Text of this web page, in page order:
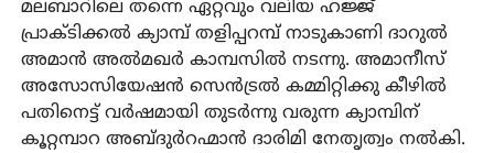
മലബാറിലെ തന്നെ ഏറ്റവും വലിയ ഹജ്ജ്
പ്രാക്ടിക്കല്‍ ക്യാമ്പ് തളിപ്പറമ്പ് നാടുകാണി ദാറുല്‍
അമാന്‍ അല്‍മഖര്‍ കാമ്പസില്‍ നടന്നു. അമാനീസ്
അസോസിയേഷന്‍ സെന്‍ട്രല്‍ കമ്മിറ്റിക്കു കീഴില്‍
പതിനെട്ട് വര്‍ഷമായി തുടര്‍ന്നു വരുന്ന ക്യാമ്പിന്
കൂറ്റമ്പാറ അബ്ദുര്‍റഹ്മാന്‍ ദാരിമി നേതൃത്വം നല്‍കി.